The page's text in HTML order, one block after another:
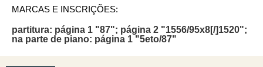
MARCAS E INSCRIÇÕES:
partitura: página 1 "87"; página 2 "1556/95x8[/]1520";
na parte de piano: página 1 "5eto/87"